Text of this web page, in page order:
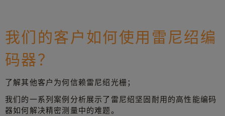
我们的客户如何使用雷尼绍编
码器？
了解其他客户为何信赖雷尼绍光栅；
我们的一系列案例分析展示了雷尼绍坚固耐用的高性能编码
器如何解决精密测量中的难题。